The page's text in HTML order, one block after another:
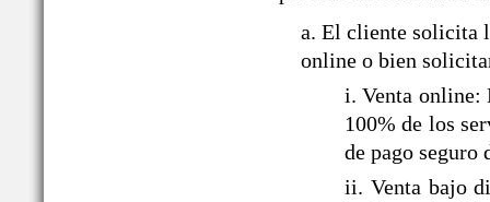
a. El cliente solicita
online o bien
i. Venta online:
100% de los
de pago seguro
ii. Venta bajo